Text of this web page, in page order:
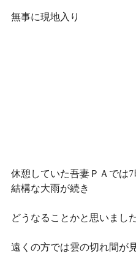
無事に現地入り
休憩していた吾妻ＰＡでは
結構な大雨が続き
どうなることかと思いまし
遠くの方では雲の切れ間が